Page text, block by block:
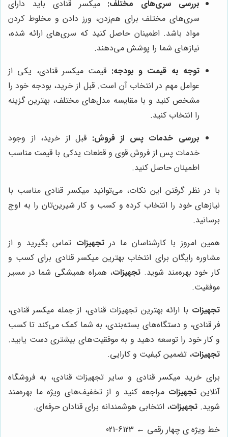
بررسی سری‌های مختلف: میکسر قنادی باید دارای
سری‌های مختلف برای هم‌زدن، ورز دادن و مخلوط کردن
مواد باشد. اطمینان حاصل کنید که سری‌های ارائه شده،
نیازهای شما را پوشش می‌دهند.
توجه به قیمت و بودجه: قیمت میکسر قنادی، یکی از
عوامل مهم در انتخاب آن است. قبل از خرید، بودجه خود را
مشخص کنید و با مقایسه مدل‌های مختلف، بهترین گزینه
را انتخاب کنید.
بررسی خدمات پس از فروش: قبل از خرید، از وجود
خدمات پس از فروش قوی و قطعات یدکی با قیمت مناسب
اطمینان حاصل کنید.
با در نظر گرفتن این نکات، می‌توانید میکسر قنادی مناسب با
نیازهای خود را انتخاب کرده و کسب و کار شیرین‌تان را به اوج
برسانید.
همین امروز با کارشناسان ما درتجهیزات تماس بگیرید و از
مشاوره رایگان برای انتخاب بهترین میکسر قنادی برای کسب و
کار خود بهره‌مند شوید. تجهیزات، همراه همیشگی شما در مسیر
موفقیت.
تجهیزات با ارائه بهترین تجهیزات قنادی، از جمله میکسر قنادی،
فر قنادی، و دستگاه‌های بسته‌بندی، به شما کمک می‌کند تا کسب
و کار خود را توسعه دهید و به موفقیت‌های بیشتری دست یابید.
تجهیزات، تضمین کیفیت و کارایی.
برای خرید میکسر قنادی و سایر تجهیزات قنادی، به فروشگاه
آنلاینتجهیزات مراجعه کنید و از تخفیف‌های ویژه ما بهره‌مند
شوید. تجهیزات، انتخابی هوشمندانه برای قنادان حرفه‌ای.
خط ویژه ی چهار رقمی ← 6123-021